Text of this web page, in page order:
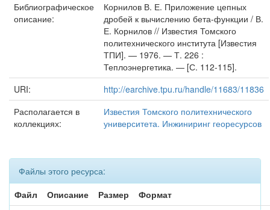
Библиографическое
описание:
Корнилов В. Е. Приложение цепных
дробей к вычислению бета-функции / В.
Е. Корнилов // Известия Томского
политехнического института [Известия
ТПИ]. — 1976. — Т. 226 :
Теплоэнергетика. — [С. 112-115].
URI:
http://earchive.tpu.ru/handle/11683/11836
Располагается в
коллекциях:
Известия Томского политехнического
университета. Инжиниринг георесурсов
Файлы этого ресурса:
Файл
Описание Размер
Формат